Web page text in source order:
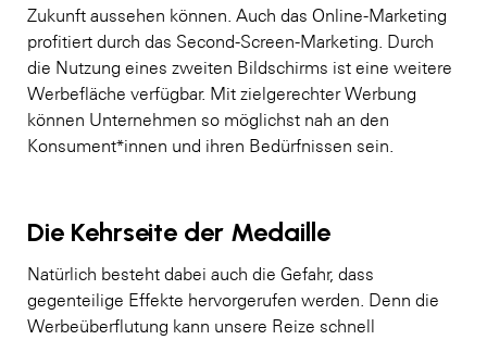
Zukunft aussehen können. Auch das Online-Marketing
profitiert durch das Second-Screen-Marketing. Durch
die Nutzung eines zweiten Bildschirms ist eine weitere
Werbefläche verfügbar. Mit zielgerechter Werbung
können Unternehmen so möglichst nah an den
Konsument*innen und ihren Bedürfnissen sein.
Die Kehrseite der Medaille
Natürlich besteht dabei auch die Gefahr, dass
gegenteilige Effekte hervorgerufen werden. Denn die
Werbeüberflutung kann unsere Reize schnell